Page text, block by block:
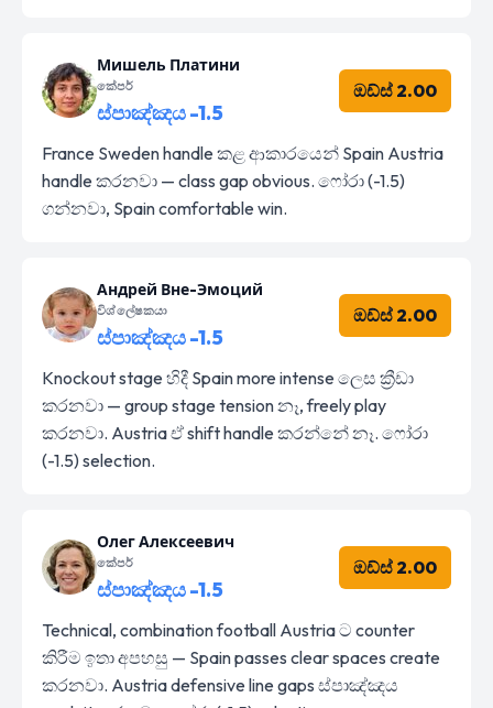
Мишель Платини
කේපර්
ස්පාඤ්ඤය -1.5
ඔඩ්ස් 2.00
France Sweden handle කළ ආකාරයෙන් Spain Austria
handle කරනවා — class gap obvious. ෆෝරා (-1.5)
ගන්නවා, Spain comfortable win.
Андрей Вне-Эмоций
විශ්ලේෂකයා
ස්පාඤ්ඤය -1.5
ඔඩ්ස් 2.00
Knockout stage හිදී Spain more intense ලෙස ක්‍රීඩා
කරනවා — group stage tension නෑ, freely play
කරනවා. Austria ඒ shift handle කරන්නේ නෑ. ෆෝරා
(-1.5) selection.
Олег Алексеевич
කේපර්
ස්පාඤ්ඤය -1.5
ඔඩ්ස් 2.00
Technical, combination football Austria ට counter
කිරීම ඉතා අපහසු — Spain passes clear spaces create
කරනවා. Austria defensive line gaps ස්පාඤ්ඤය